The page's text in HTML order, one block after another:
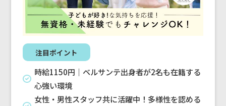
注目ポイント
時給1150円｜ベルサンテ出身者が2名も在籍する
心強い環境
女性・男性スタッフ共に活躍中！多様性を認める